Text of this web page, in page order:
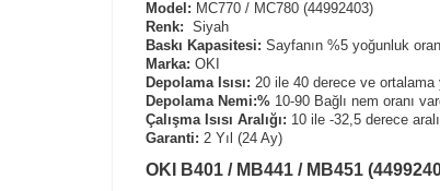
Model: MC770 / MC780 (44992403)
Renk: Siyah
Baskı Kapasitesi: Sayfanın %5 yoğunluk
Marka: OKI
Depolama Isısı: 20 ile 40 derece ve
Depolama Nemi:% 10-90 Bağlı nem oranı
Çalışma Isısı Aralığı: 10 ile -32,5 derece
Garanti: 2 Yıl (24 Ay)
OKI B401 / MB441 / MB451